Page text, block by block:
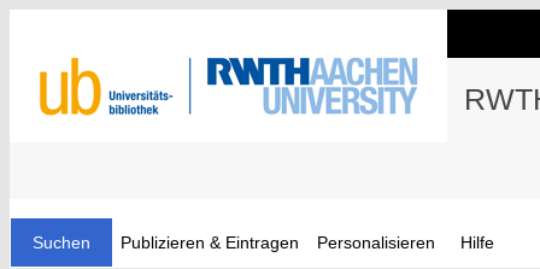
Suchen Publizieren & Eintragen Personalisieren Hilfe